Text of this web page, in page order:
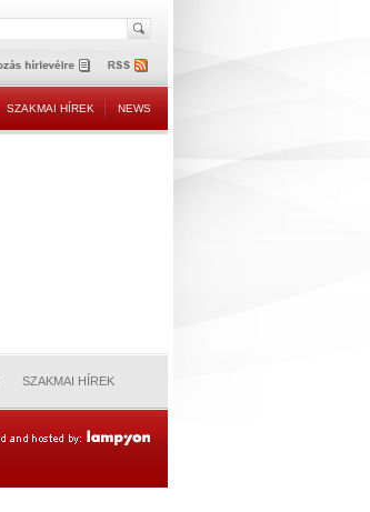
SZAKMAI HÍREK NEWS
SZAKMAI HÍREK